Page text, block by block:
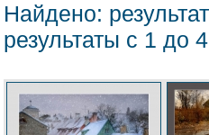
Найдено:
результаты с 1 до